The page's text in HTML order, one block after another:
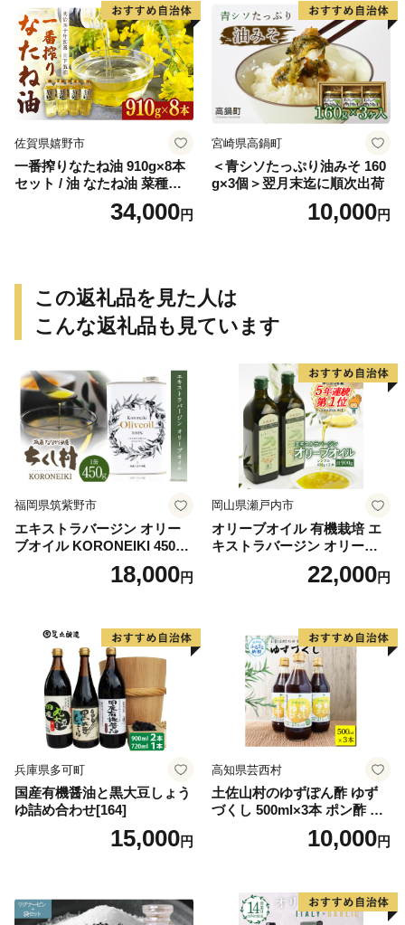
佐賀県嬉野市
一番搾りなたね油 910g×8本
セット / 油 なたね油 菜種油
ナタネ【山下製油】 [NBE00
34,000円
宮崎県高鍋町
＜青シソたっぷり油みそ 160
g×3個＞翌月末迄に順次出荷
10,000円
この返礼品を見た人は
こんな返礼品も見ています
福岡県筑紫野市
エキストラバージン オリー
ブオイル KORONEIKI 450g
[筑前たなか油屋 福岡県 筑紫
野市 21760403] 油 食用油 オ
18,000円
岡山県瀬戸内市
オリーブオイル 有機栽培 エ
キストラバージン オリーブ
オイル シングル 2本 セット
オーガニック 調味料 油 オリ
22,000円
兵庫県多可町
国産有機醤油と黒大豆しょう
ゆ詰め合わせ[164]
15,000円
高知県芸西村
土佐山村のゆずぽん酢 ゆず
づくし 500ml×3本 ポン酢 ポ
ンズ ゆず 柚子 調味料 さっぱ
り 美味しい おいしい 鍋 しゃ
10,000円